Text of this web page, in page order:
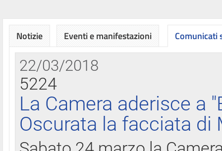
Notizie Eventi e manifestazioni Comunicati
22/03/2018
5224
La Camera aderisce a
Oscurata la facciata di